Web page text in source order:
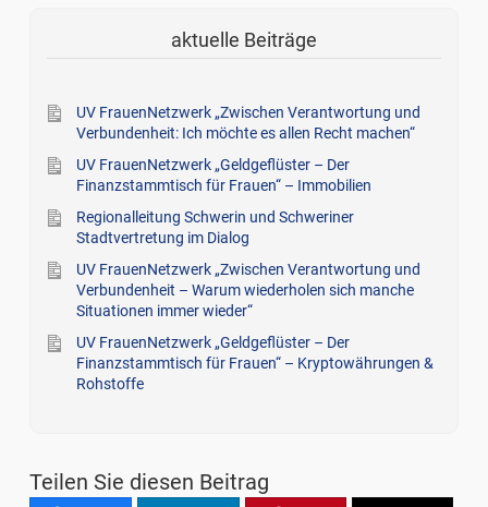
aktuelle Beiträge
UV FrauenNetzwerk „Zwischen Verantwortung und
Verbundenheit: Ich möchte es allen Recht machen“
UV FrauenNetzwerk „Geldgeflüster – Der
Finanzstammtisch für Frauen“ – Immobilien
Regionalleitung Schwerin und Schweriner
Stadtvertretung im Dialog
UV FrauenNetzwerk „Zwischen Verantwortung und
Verbundenheit – Warum wiederholen sich manche
Situationen immer wieder“
UV FrauenNetzwerk „Geldgeflüster – Der
Finanzstammtisch für Frauen“ – Kryptowährungen &
Rohstoffe
Teilen Sie diesen Beitrag